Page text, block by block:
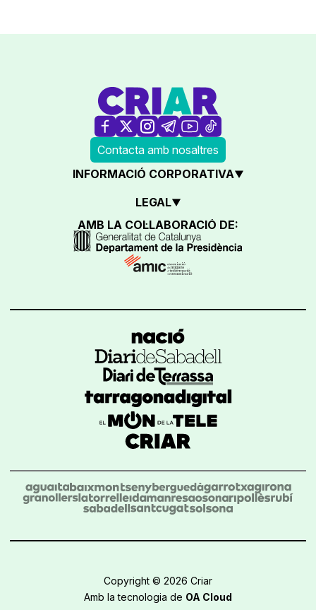
Contacta amb nosaltres
INFORMACIÓ CORPORATIVA
LEGAL
AMB LA COL·LABORACIÓ DE:
Copyright © 2026 Criar
Amb la tecnologia de OA Cloud